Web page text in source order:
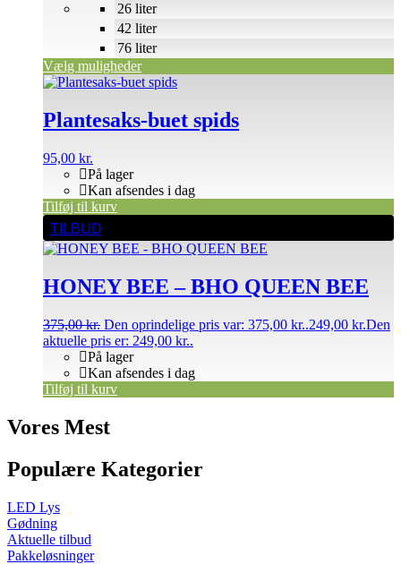
Vælg muligheder
26 liter
42 liter
76 liter
Plantesaks-buet spids
95,00 kr.
På lager
Kan afsendes i dag
Tilføj til kurv
TILBUD
HONEY BEE – BHO QUEEN BEE
375,00kr. Den oprindelige pris var: 375,00 kr..249,00 kr.Den
aktuelle pris er: 249,00 kr..
På lager
Kan afsendes i dag
Tilføj til kurv
Vores Mest
Populære Kategorier
LED Lys
Gødning
Aktuelle tilbud
Pakkeløsninger